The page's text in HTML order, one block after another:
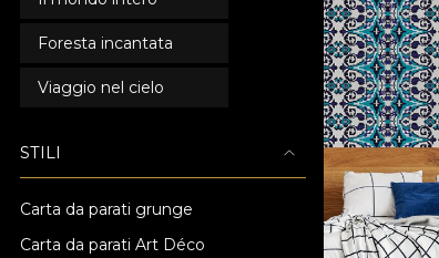
Foresta incantata
Viaggio nel cielo
STILI
Carta da parati grunge
Carta da parati Art Déco